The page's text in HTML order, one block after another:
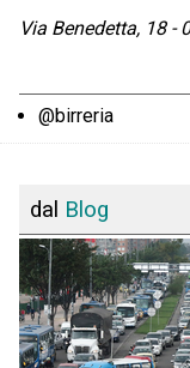
Via Benedetta, 18 -
@birreria
dal Blog